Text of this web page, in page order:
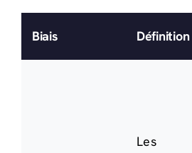
Biais Définition
Les